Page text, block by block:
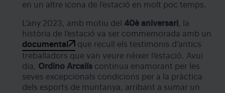
en un altre icona de l’estació en molt poc temps.
L’any 2023, amb motiu del 40è aniversari , la
història de l’estació va ser commemorada amb un
documental
que recull els testimonis d’antics
treballadors que van veure néixer l’estació. Avui
dia, Ordino Arcalís continua enamorant per les
seves excepcionals condicions per a la pràctica
dels esports de muntanya, arribant a sumar un